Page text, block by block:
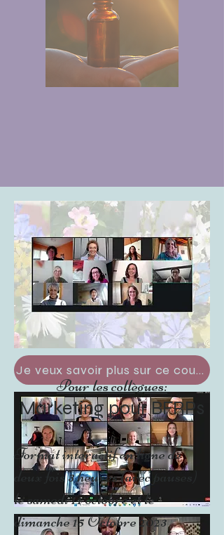
Je veux savoir plus sur ce cours
Pour les collègues:
Marketing pour BFRPs
Format interactif en ligne de
deux fois 3 heures (avec pauses)
le samedi 14 octobre et le
dimanche 15 Octobre 2023